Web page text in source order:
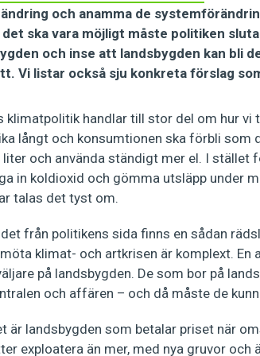
och anamma de
ska vara möjligt måste politiken
och inse att landsbygden kan bli
Vi listar också sju konkreta förslag
klimatpolitik handlar till stor del om hur vi
långt och konsumtionen ska förbli som
liter och använda ständigt mer el. I
in koldioxid och gömma utsläpp under
talas det tyst om.
från politikens sida finns en sådan
klimat- och artkrisen är komplext. En
på landsbygden. De som bor på
och affären – och då måste de
är landsbygden som betalar priset när
exploatera än mer, med nya gruvor och